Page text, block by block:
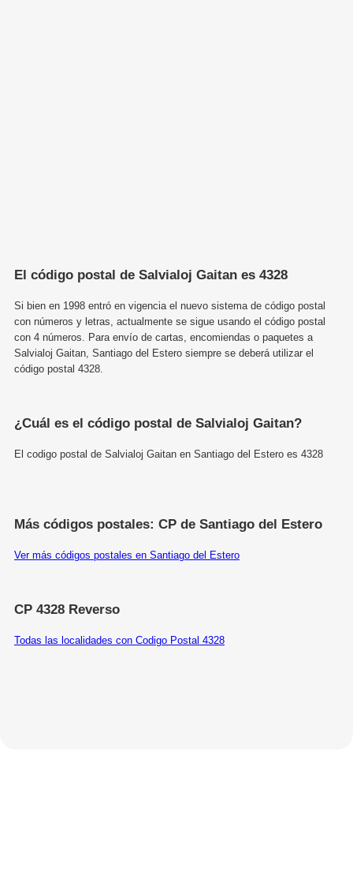
El código postal de Salvialoj Gaitan es 4328
Si bien en 1998 entró en vigencia el nuevo sistema de código postal
con números y letras, actualmente se sigue usando el código postal
con 4 números. Para envío de cartas, encomiendas o paquetes a
Salvialoj Gaitan, Santiago del Estero siempre se deberá utilizar el
código postal 4328.
¿Cuál es el código postal de Salvialoj Gaitan?
El codigo postal de Salvialoj Gaitan en Santiago del Estero es 4328
Más códigos postales: CP de Santiago del Estero
Ver más códigos postales en Santiago del Estero
CP 4328 Reverso
Todas las localidades con Codigo Postal 4328